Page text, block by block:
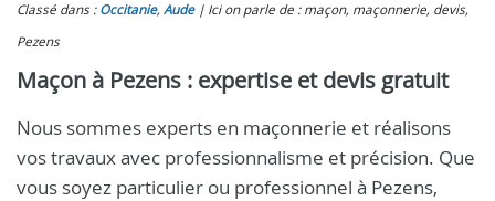
Classé dans : Occitanie, Aude
Ici on parle de : maçon, maçonnerie, devis,
Pezens
Maçon à Pezens : expertise et devis gratuit
Nous sommes experts en maçonnerie et réalisons
vos travaux avec professionnalisme et précision. Que
vous soyez particulier ou professionnel à Pezens,